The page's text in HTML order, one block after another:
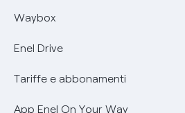
Informativa RAEE
Informativa Privacy AI
Offerta Tutela Vulnerabilità Gas
Mobilità Elettrica
Phishing e truffe online
Verifica chi ti ha chiamato
Waybox
Enel Drive
Tariffe e abbonamenti
App Enel On Your Way